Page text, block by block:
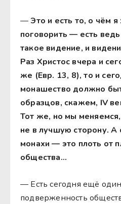
— Это и есть то, о чём
поговорить — есть
такое видение, и
Раз Христос вчера и
же (Евр. 13, 8), то и
монашество должно
образцов, скажем, IV
Тот же, но мы
не в лучшую сторону. А
монахи — это плоть от
общества…
— Есть сегодня ещё
подверженность